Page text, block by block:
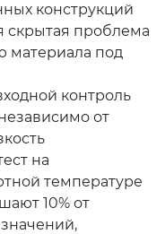
конструкций
скрытая проблема
материала под
контроль
от
на
температуре
10% от